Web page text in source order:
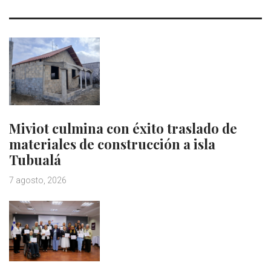
Miviot culmina con éxito traslado de
materiales de construcción a isla
Tubualá
7 agosto, 2026